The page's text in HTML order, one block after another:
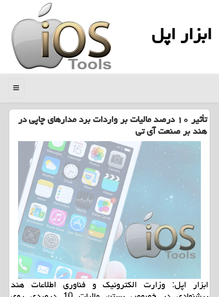
ابزار اپل
منو
تأثیر ۱۰ درصد مالیات بر واردات برد مدارهای چاپی در
هند بر صنعت آی تی
ابزار اپل: وزارت الكترونیك و فناوری اطلاعات هند